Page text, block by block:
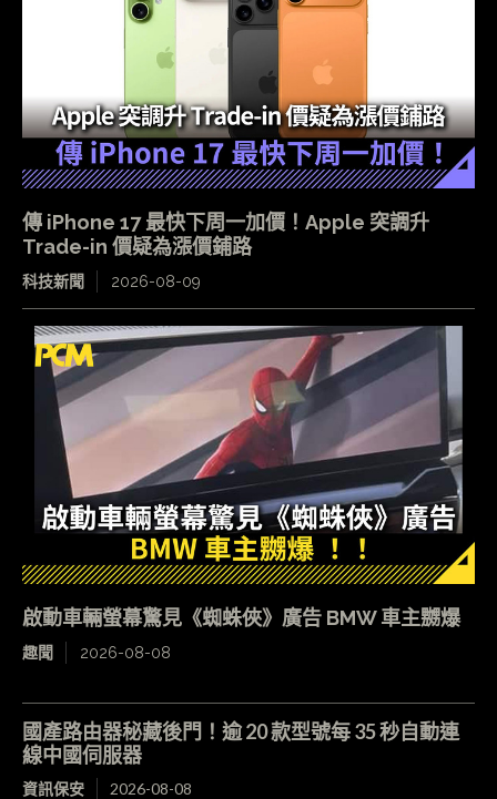
傳 iPhone 17 最快下周一加價！Apple 突調升
Trade-in 價疑為漲價鋪路
科技新聞 2026-08-09
啟動車輛螢幕驚見《蜘蛛俠》廣告 BMW 車主嬲爆
趣聞 2026-08-08
國產路由器秘藏後門！逾 20 款型號每 35 秒自動連
線中國伺服器
資訊保安 2026-08-08